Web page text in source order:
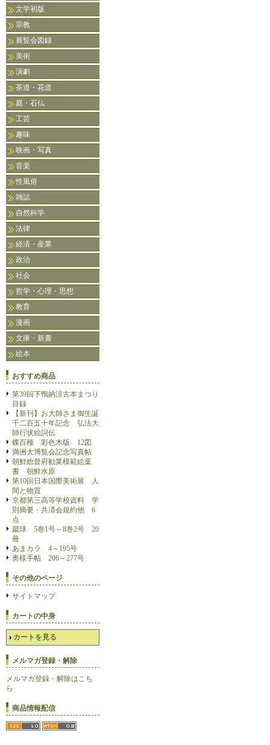
文学初版
宗教
展覧会図録
美術
演劇
茶道・花道
庭・石仏
工芸
趣味
映画・写真
音楽
性風俗
雑誌
自然科学
法律
経済・産業
政治
社会
哲学・心理・思想
教育
漫画
文庫・新書
絵本
おすすめ商品
第39回下鴨納涼古本まつり
目録
【新刊】お大師さま御生誕
千二百五十年記念 弘法大
師行状絵詞伝
蝶百種 彩色木版 12図
満洲大博覧会記念写真帖
朝鮮総督府勧業模範絵葉
書 朝鮮水原
第10回日本国際美術展 人
間と物質
京都第三高等学校資料 学
則摘要・共済会規約他 6
点
蹴球 5巻1号～8巻2号 20
冊
あまカラ 4～195号
奥様手帖 206～277号
その他のページ
サイトマップ
カートの中身
カートを見る
メルマガ登録・解除
メルマガ登録・解除はこち
ら
商品情報配信